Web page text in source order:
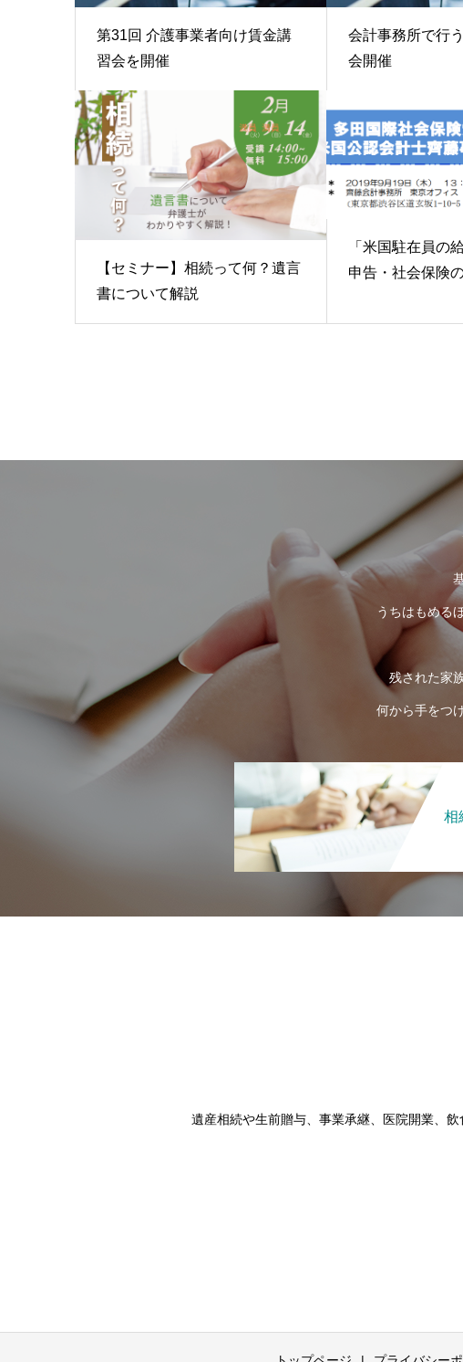
第31回 介護事業者向け賃金講
習会を開催
会計事務所で行
会開催
【セミナー】相続って何？遺言
書について解説
「米国駐在員の
申告・社会保険
うちはもめる
残された家
何から手をつ
相
遺産相続や生前贈与、事業承継、医院開業、